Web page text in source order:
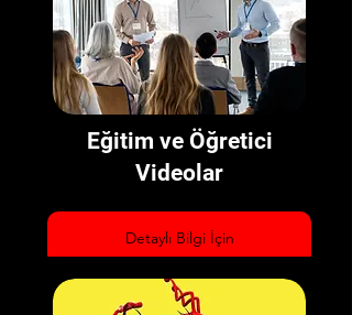
Eğitim ve Öğretici
Videolar
Detaylı Bilgi İçin